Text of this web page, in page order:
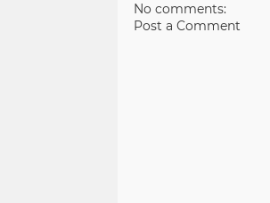
No comments:
Post a Comment